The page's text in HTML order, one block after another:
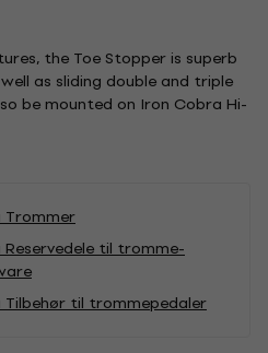
the Toe Stopper is superb
as sliding double and triple
be mounted on Iron Cobra Hi-
Trommer
Reservedele til tromme-
Tilbehør til trommepedaler